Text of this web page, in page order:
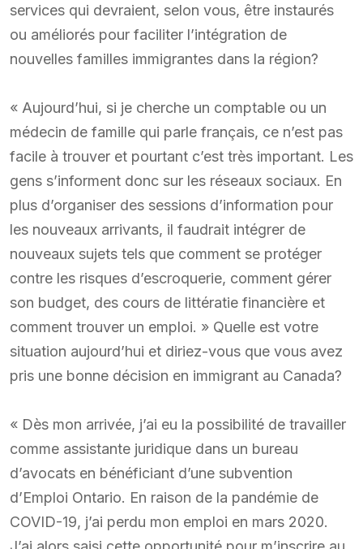
services qui devraient, selon vous, être instaurés
ou améliorés pour faciliter l’intégration de
nouvelles familles immigrantes dans la région?
« Aujourd’hui, si je cherche un comptable ou un
médecin de famille qui parle français, ce n’est pas
facile à trouver et pourtant c’est très important. Les
gens s’informent donc sur les réseaux sociaux. En
plus d’organiser des sessions d’information pour
les nouveaux arrivants, il faudrait intégrer de
nouveaux sujets tels que comment se protéger
contre les risques d’escroquerie, comment gérer
son budget, des cours de littératie financière et
comment trouver un emploi. » Quelle est votre
situation aujourd’hui et diriez-vous que vous avez
pris une bonne décision en immigrant au Canada?
« Dès mon arrivée, j’ai eu la possibilité de travailler
comme assistante juridique dans un bureau
d’avocats en bénéficiant d’une subvention
d’Emploi Ontario. En raison de la pandémie de
COVID-19, j’ai perdu mon emploi en mars 2020.